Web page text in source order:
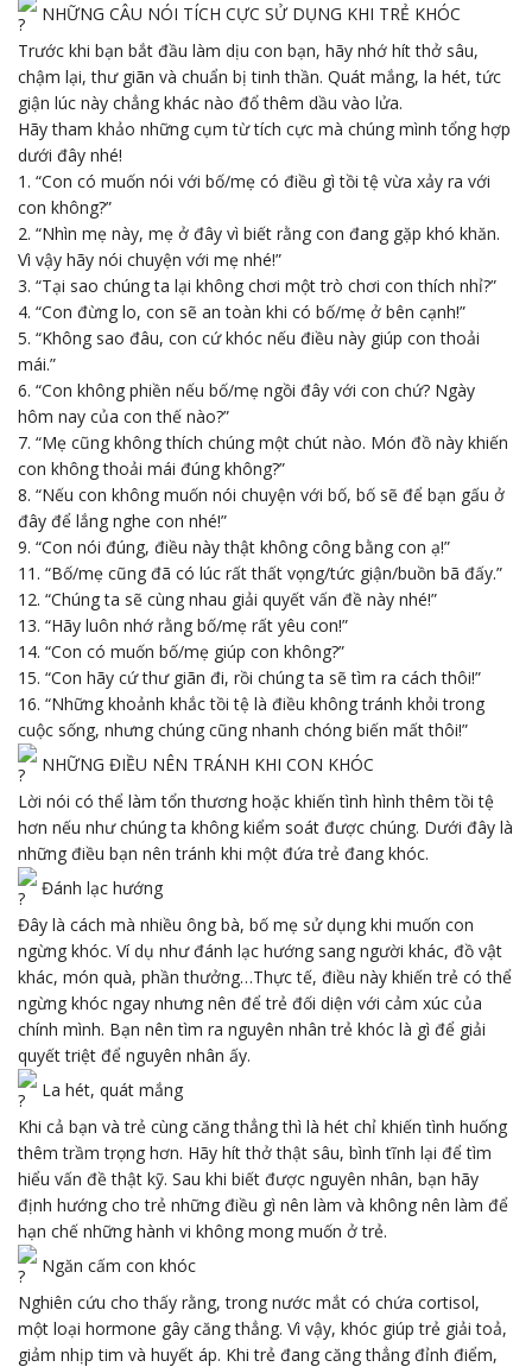
NHỮNG CÂU NÓI TÍCH CỰC SỬ DỤNG KHI TRẺ KHÓC
Trước khi bạn bắt đầu làm dịu con bạn, hãy nhớ hít thở sâu,
chậm lại, thư giãn và chuẩn bị tinh thần. Quát mắng, la hét, tức
giận lúc này chẳng khác nào đổ thêm dầu vào lửa.
Hãy tham khảo những cụm từ tích cực mà chúng mình tổng hợp
dưới đây nhé!
1. “Con có muốn nói với bố/mẹ có điều gì tồi tệ vừa xảy ra với
con không?”
2. “Nhìn mẹ này, mẹ ở đây vì biết rằng con đang gặp khó khăn.
Vì vậy hãy nói chuyện với mẹ nhé!”
3. “Tại sao chúng ta lại không chơi một trò chơi con thích nhỉ?”
4. “Con đừng lo, con sẽ an toàn khi có bố/mẹ ở bên cạnh!”
5. “Không sao đâu, con cứ khóc nếu điều này giúp con thoải
mái.”
6. “Con không phiền nếu bố/mẹ ngồi đây với con chứ? Ngày
hôm nay của con thế nào?”
7. “Mẹ cũng không thích chúng một chút nào. Món đồ này khiến
con không thoải mái đúng không?”
8. “Nếu con không muốn nói chuyện với bố, bố sẽ để bạn gấu ở
đây để lắng nghe con nhé!”
9. “Con nói đúng, điều này thật không công bằng con ạ!”
11. “Bố/mẹ cũng đã có lúc rất thất vọng/tức giận/buồn bã đấy.”
12. “Chúng ta sẽ cùng nhau giải quyết vấn đề này nhé!”
13. “Hãy luôn nhớ rằng bố/mẹ rất yêu con!”
14. “Con có muốn bố/mẹ giúp con không?”
15. “Con hãy cứ thư giãn đi, rồi chúng ta sẽ tìm ra cách thôi!”
16. “Những khoảnh khắc tồi tệ là điều không tránh khỏi trong
cuộc sống, nhưng chúng cũng nhanh chóng biến mất thôi!”
NHỮNG ĐIỀU NÊN TRÁNH KHI CON KHÓC
Lời nói có thể làm tổn thương hoặc khiến tình hình thêm tồi tệ
hơn nếu như chúng ta không kiểm soát được chúng. Dưới đây là
những điều bạn nên tránh khi một đứa trẻ đang khóc.
Đánh lạc hướng
Đây là cách mà nhiều ông bà, bố mẹ sử dụng khi muốn con
ngừng khóc. Ví dụ như đánh lạc hướng sang người khác, đồ vật
khác, món quà, phần thưởng…Thực tế, điều này khiến trẻ có thể
ngừng khóc ngay nhưng nên để trẻ đối diện với cảm xúc của
chính mình. Bạn nên tìm ra nguyên nhân trẻ khóc là gì để giải
quyết triệt để nguyên nhân ấy.
La hét, quát mắng
Khi cả bạn và trẻ cùng căng thẳng thì là hét chỉ khiến tình huống
thêm trầm trọng hơn. Hãy hít thở thật sâu, bình tĩnh lại để tìm
hiểu vấn đề thật kỹ. Sau khi biết được nguyên nhân, bạn hãy
định hướng cho trẻ những điều gì nên làm và không nên làm để
hạn chế những hành vi không mong muốn ở trẻ.
Ngăn cấm con khóc
Nghiên cứu cho thấy rằng, trong nước mắt có chứa cortisol,
một loại hormone gây căng thẳng. Vì vậy, khóc giúp trẻ giải toả,
giảm nhịp tim và huyết áp. Khi trẻ đang căng thẳng đỉnh điểm,